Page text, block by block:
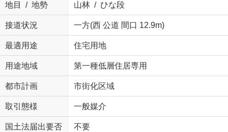
地目 / 地勢 山林 / ひな段
接道状況 一方(西 公道 間口 12.9m)
最適用途 住宅用地
用途地域 第一種低層住居専用
都市計画 市街化区域
取引態様 一般媒介
国土法届出要否 不要